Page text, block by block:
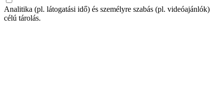
Analitika (pl. látogatási idő) és személyre szabás (pl. videóajánlók)
célú tárolás.